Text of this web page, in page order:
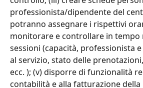
professionista/dipendente del
potranno assegnare i rispettivi
monitorare e controllare in tempo
sessioni (capacità, professionista
al servizio, stato delle
ecc. ); (v) disporre di funzionalità
contabilità e alla fatturazione